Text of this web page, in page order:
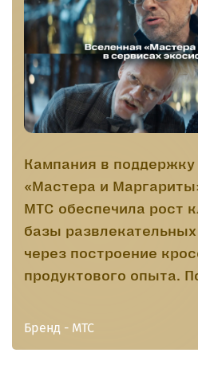
Кампания в поддержку
«Мастера и
МТС обеспечила рост
базы
через построение
продуктового опыта.
стала одним из самых
Бренд - МТС